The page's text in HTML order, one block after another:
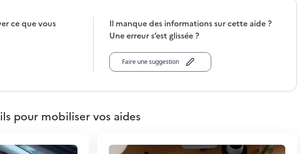
ce que vous
Il manque des informations sur cette aide ?
Une erreur s’est glissée ?
Faire une suggestion
pour mobiliser vos aides